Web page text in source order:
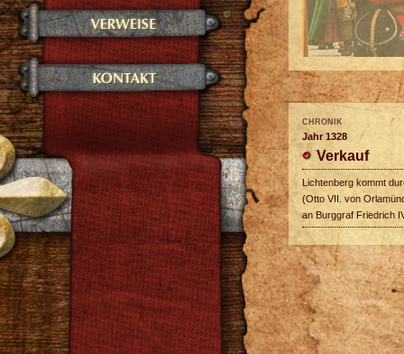
CHRONIK
Jahr 1328
Verkauf
Lichtenberg kommt
(Otto VII. von
an Burggraf Friedrich